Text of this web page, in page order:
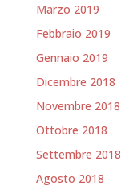
Marzo 2019
Febbraio 2019
Gennaio 2019
Dicembre 2018
Novembre 2018
Ottobre 2018
Settembre 2018
Agosto 2018